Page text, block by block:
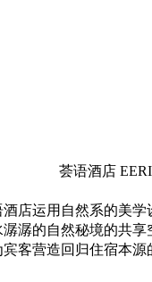
荟语酒店
店运用自然系的美
潺的自然秘境的共
客营造回归住宿本源